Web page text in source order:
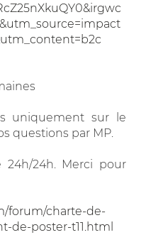
uniquement sur le
questions par MP.
24h. Merci pour
forum/charte-de-
de-poster-t11.html